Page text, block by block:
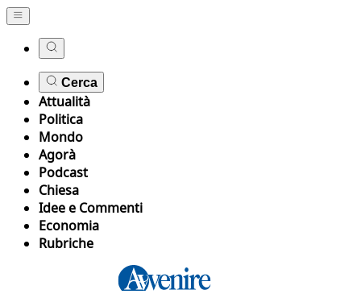
Cerca
Attualità
Politica
Mondo
Agorà
Podcast
Chiesa
Idee e Commenti
Economia
Rubriche